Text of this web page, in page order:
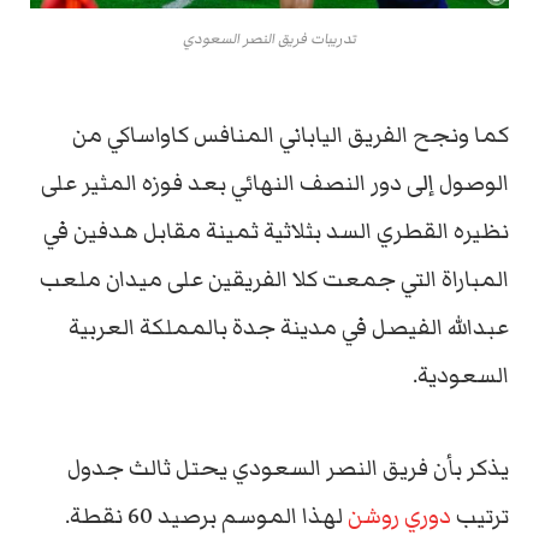
تدريبات فريق النصر السعودي
كما ونجح الفريق الياباني المنافس كاواساكي من
الوصول إلى دور النصف النهائي بعد فوزه المثير على
نظيره القطري السد بثلاثية ثمينة مقابل هدفين في
المباراة التي جمعت كلا الفريقين على ميدان ملعب
عبدالله الفيصل في مدينة جدة بالمملكة العربية
السعودية.
يذكر بأن فريق النصر السعودي يحتل ثالث جدول
ترتيبدوري روشن
لهذا الموسم برصيد 60 نقطة.